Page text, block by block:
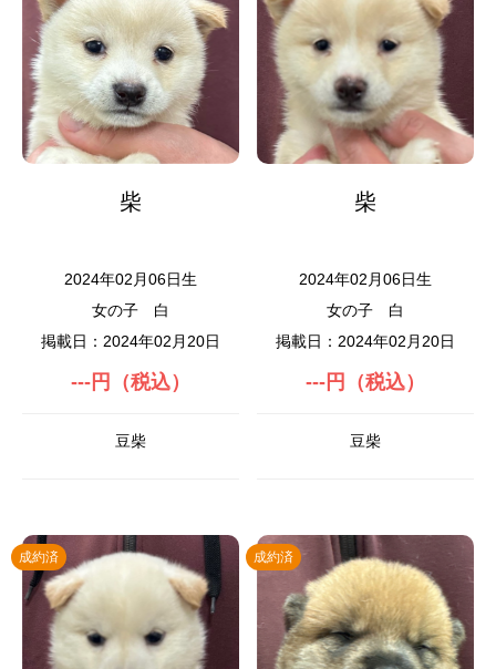
柴
2024年02月06日生
女の子
白
掲載日：2024年02月20日
---円（税込）
豆柴
柴
2024年02月06日生
女の子
白
掲載日：2024年02月20日
---円（税込）
豆柴
成約済 成約済